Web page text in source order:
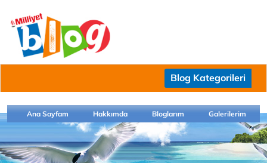
Blog Kategorileri
Ana Sayfam Hakkımda Bloglarım Galerilerim